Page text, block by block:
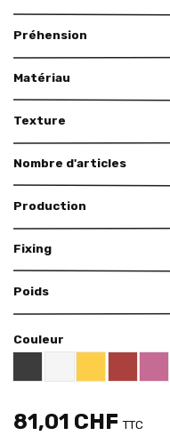
Préhension
Matériau
Texture
Nombre d'articles
Production
Fixing
Poids
Couleur
Black RAL 9005
WhiteYellow RAL
Red
81,01 CHF TTC